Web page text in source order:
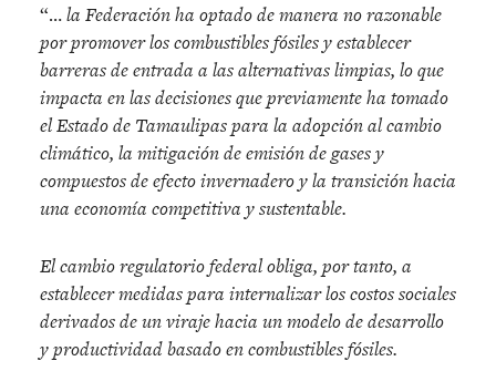
“…la Federación ha optado de manera no razonable
por promover los combustibles fósiles y establecer
barreras de entrada a las alternativas limpias, lo que
impacta en las decisiones que previamente ha tomado
el Estado de Tamaulipas para la adopción al cambio
climático, la mitigación de emisión de gases y
compuestos de efecto invernadero y la transición hacia
una economía competitiva y sustentable.
El cambio regulatorio federal obliga, por tanto, a
establecer medidas para internalizar los costos sociales
derivados de un viraje hacia un modelo de desarrollo
y productividad basado en combustibles fósiles.